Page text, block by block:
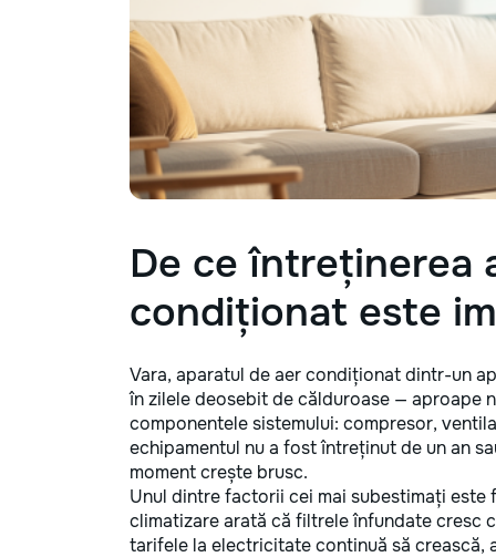
De ce întreținerea
condiționat este
Vara, aparatul de aer condiționat dintr-un
în zilele deosebit de călduroase — aproape
componentele sistemului: compresor,
echipamentul nu a fost întreținut de un an
moment crește brusc.
Unul dintre factorii cei mai subestimați
climatizare arată că filtrele înfundate cresc
tarifele la electricitate continuă să crească,